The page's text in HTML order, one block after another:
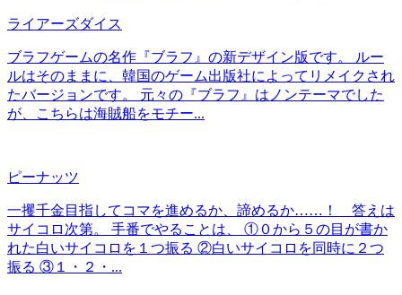
ライアーズダイス
ブラフゲームの名作『ブラフ』の新デザイン版です。 ルー
ルはそのままに、韓国のゲーム出版社によってリメイクされ
たバージョンです。 元々の『ブラフ』はノンテーマでした
が、こちらは海賊船をモチー...
ピーナッツ
一攫千金目指してコマを進めるか、諦めるか……！ 答えは
サイコロ次第。 手番でやることは、 ①０から５の目が書か
れた白いサイコロを１つ振る ②白いサイコロを同時に２つ
振る ③１・２・...